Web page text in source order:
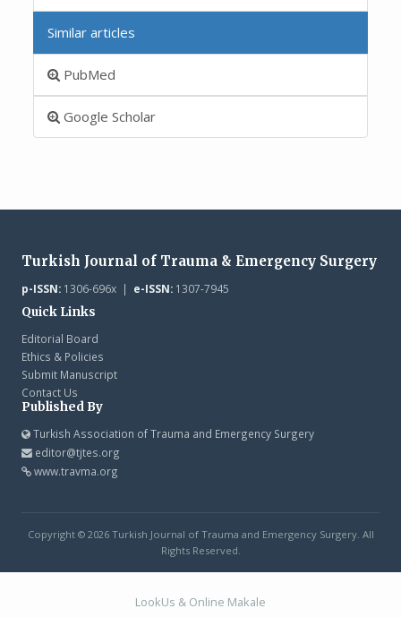
Similar articles
PubMed
Google Scholar
Turkish Journal of Trauma & Emergency Surgery
p-ISSN:1306-696x | e-ISSN:1307-7945
Quick Links
Editorial Board
Ethics & Policies
Submit Manuscript
Contact Us
Published By
Turkish Association of Trauma and Emergency Surgery
editor@tjtes.org
www.travma.org
Copyright © 2026 Turkish Journal of Trauma and Emergency Surgery. All
Rights Reserved.
LookUs & Online Makale